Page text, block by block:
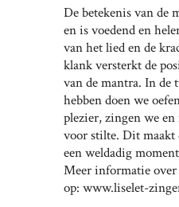
De betekenis van de
en is voedend en
van het lied en de
klank versterkt de
van de mantra. In de
hebben doen we
plezier, zingen we
voor stilte. Dit maakt
een weldadig
Meer informatie
op: www.liselet-